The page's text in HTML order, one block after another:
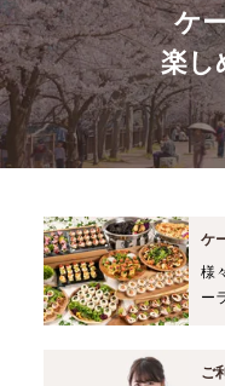
ケ
楽し
ケ
様
ー
ご